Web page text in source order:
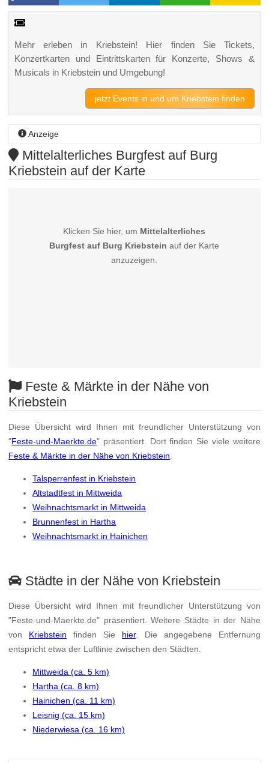
Mehr erleben in Kriebstein! Hier finden Sie Tickets,
Konzertkarten und Eintrittskarten für Konzerte, Shows &
Musicals in Kriebstein und Umgebung!
jetzt Events in und um Kriebstein finden
Anzeige
Mittelalterliches Burgfest auf Burg
Kriebstein auf der Karte
Klicken Sie hier, um Mittelalterliches
Burgfest auf Burg Kriebstein auf der Karte
anzuzeigen.
Feste & Märkte in der Nähe von
Kriebstein
Diese Übersicht wird Ihnen mit freundlicher Unterstützung von
"Feste-und-Maerkte.de" präsentiert. Dort finden Sie viele weitere
Feste & Märkte in der Nähe von Kriebstein
Talsperrenfest in Kriebstein
Altstadtfest in Mittweida
Weihnachtsmarkt in Mittweida
Brunnenfest in Hartha
Weihnachtsmarkt in Hainichen
Städte in der Nähe von Kriebstein
Diese Übersicht wird Ihnen mit freundlicher Unterstützung von
"Feste-und-Maerkte.de" präsentiert. Weitere Städte in der Nähe
von Kriebstein finden Sie hier. Die angegebene Entfernung
entspricht etwa der Luftlinie zwischen den Städten.
Mittweida (ca. 5 km)
Hartha (ca. 8 km)
Hainichen (ca. 11 km)
Leisnig (ca. 15 km)
Niederwiesa (ca. 16 km)